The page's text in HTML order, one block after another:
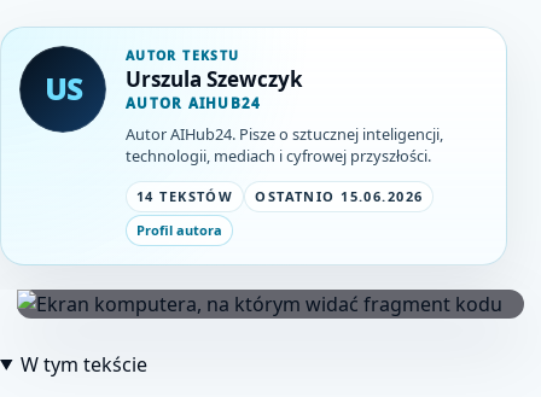
US
AUTOR TEKSTU
Urszula Szewczyk
AUTOR AIHUB24
Autor AIHub24. Pisze o sztucznej inteligencji,
technologii, mediach i cyfrowej przyszłości.
14 TEKSTÓW
OSTATNIO 15.06.2026
Profil autora
W tym tekście